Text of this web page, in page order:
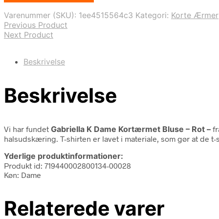
175,00 kr.. 125,00 kr..
Varenummer (SKU): 1ee4515564c3 Kategori: Korte Ærmer
Previous Product
Next Product
Beskrivelse
Beskrivelse
Vi har fundet Gabriella K Dame Kortærmet Bluse – Rot –
halsudskæring. T-shirten er lavet i materiale, som gør at de t-
Yderlige produktinformationer:
Produkt id: 719440002800134-00028
Køn: Dame
Relaterede varer